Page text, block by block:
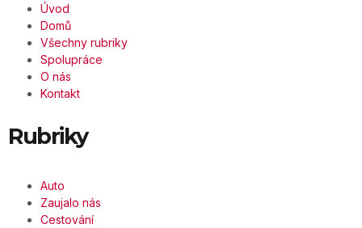
Úvod
Domů
Všechny rubriky
Spolupráce
O nás
Kontakt
Rubriky
Auto
Zaujalo nás
Cestování